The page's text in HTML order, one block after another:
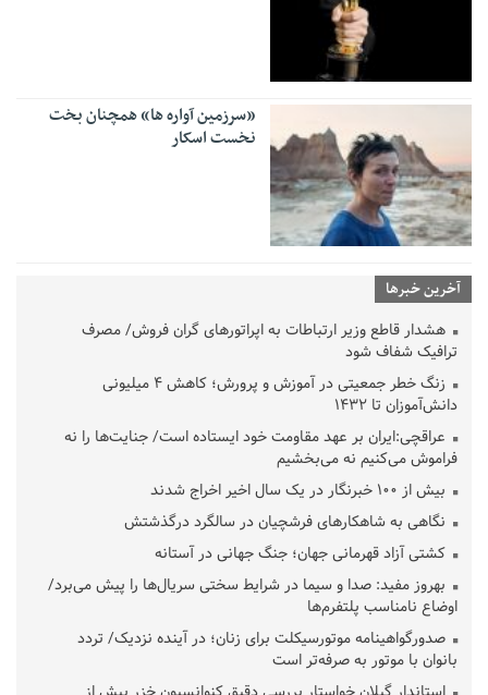
«سرزمین آواره ها» همچنان بخت
نخست اسکار
آخرین خبرها
هشدار قاطع وزیر ارتباطات به اپراتورهای گران فروش/ مصرف
ترافیک شفاف شود
زنگ خطر جمعیتی در آموزش و پرورش؛ کاهش ۴ میلیونی
دانش‌آموزان تا ۱۴۳۲
عراقچی:ایران بر عهد مقاومت خود ایستاده است/ جنایت‌ها را نه
فراموش می‌کنیم نه می‌بخشیم
بیش از ۱۰۰ خبرنگار در یک سال اخیر اخراج شدند
نگاهی به شاهکارهای فرشچیان در سالگرد درگذشتش
کشتی آزاد قهرمانی جهان؛ جنگ جهانی در آستانه
بهروز مفید: صدا و سیما در شرایط سختی سریال‌ها را پیش می‌برد/
اوضاع نامناسب پلتفرم‌ها
صدورگواهینامه موتورسیکلت برای زنان؛ در آینده نزدیک/ تردد
بانوان با موتور به‌ صرفه‌تر است